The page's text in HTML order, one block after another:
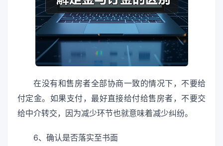
在没有和售房者全部协商一致的情况下，不要给
付定金。如果支付，最好直接给付给售房者，不要交
给中介转交，因为减少环节也就意味着减少纠纷。
6、确认是否落实至书面